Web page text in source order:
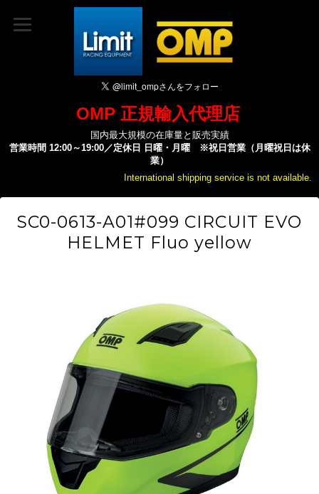
OMP 正規輸入代理店
国内最大規模の在庫量と販売実績
営業時間 12:00～19:00／定休日 日曜・月曜 ※祝日営業（月曜祝日は休
業）
International shipping service is not available.
SC0-0613-A01#099 CIRCUIT EVO
HELMET Fluo yellow